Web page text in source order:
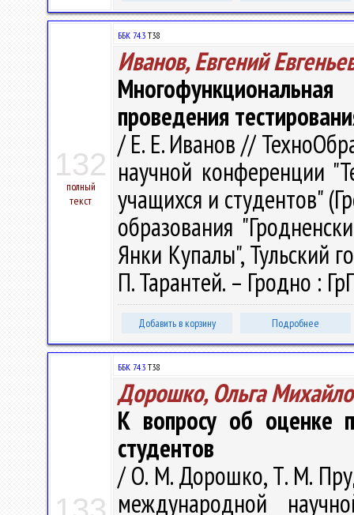
132
полный
текст
ББК 74.3 Т38
Иванов, Евгений
проведения
/ Е. Е. Иванов //
научной конференции
учащихся и студентов"
образования
Янки Купалы", Тульский
П. Тарантей. – Гродно :
Добавить в корзину Подробнее
ББК 74.3 Т38
Дорошко, Ольга
К вопросу об оценке
студентов
/ О. М. Дорошко, Т. М.
международной